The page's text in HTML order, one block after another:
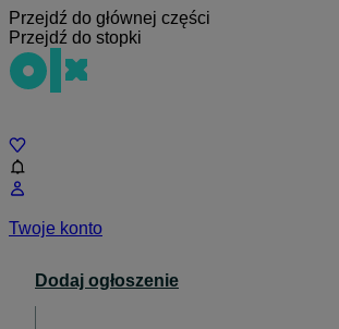
Przejdź do głównej części
Przejdź do stopki
Twoje konto
Dodaj ogłoszenie